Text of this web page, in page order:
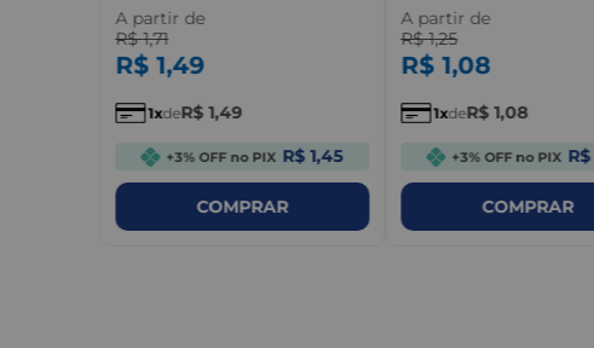
A partir de
R$ 1,71
R$ 1,49
1 deR$ 1,49
+3% OFF no PIX R$ 1,45
COMPRAR
A partir de
R$ 1,25
R$ 1,08
1 deR$ 1,08
+3% OFF no PIX
COMPRAR